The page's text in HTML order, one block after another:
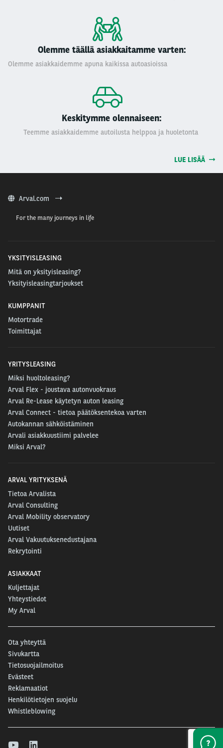
Olemme täällä asiakkaitamme varten:
Olemme asiakkaidemme apuna kaikissa autoasioissa
Keskitymme olennaiseen:
Teemme asiakkaidemme autoilusta helppoa ja huoletonta
LUE LISÄÄ
Arval.com
For the many journeys in life
YKSITYISLEASING
Mitä on yksityisleasing?
Yksityisleasingtarjoukset
KUMPPANIT
Motortrade
Toimittajat
YRITYSLEASING
Miksi huoltoleasing?
Arval Flex - joustava autonvuokraus
Arval Re-Lease käytetyn auton leasing
Arval Connect - tietoa päätöksentekoa varten
Autokannan sähköistäminen
Arvali asiakkuustiimi palvelee
Miksi Arval?
ARVAL YRITYKSENÄ
Tietoa Arvalista
Arval Consulting
Arval Mobility observatory
Uutiset
Arval Vakuutuksenedustajana
Rekrytointi
ASIAKKAAT
Kuljettajat
Yhteystiedot
My Arval
Ota yhteyttä
Sivukartta
Tietosuojailmoitus
Evästeet
Reklamaatiot
Henkilötietojen suojelu
Whistleblowing